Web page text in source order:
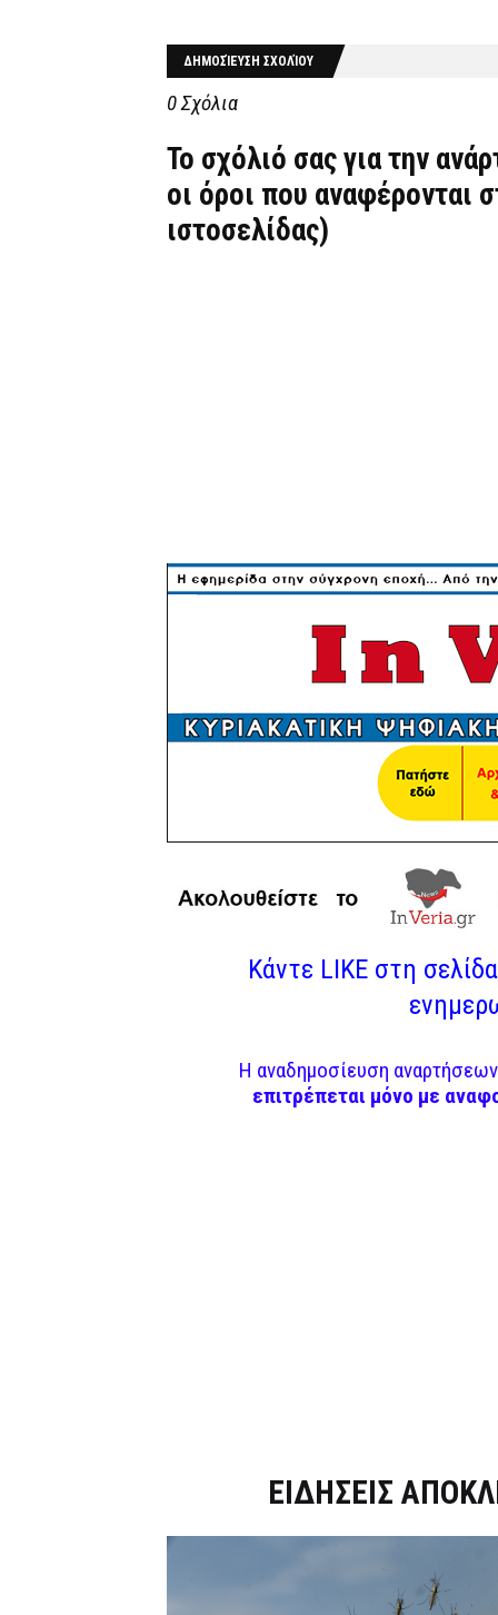
ΔΗΜΟΣΊΕΥΣΗ ΣΧΟΛΊΟΥ
0 Σχόλια
Το σχόλιό σας για την
οι όροι που αναφέρονται
ιστοσελίδας)
Κάντε LIKE στη
Η αναδημοσίευση
επιτρέπεται μόνο με
ΕΙΔΗΣΕΙΣ